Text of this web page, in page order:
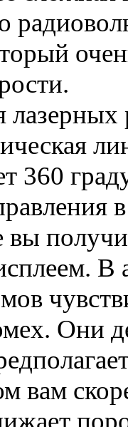
360
вы
В
Они
вам